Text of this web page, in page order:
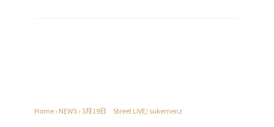
Home› NEWS›3月19日 Street LIVE/ sukemenz